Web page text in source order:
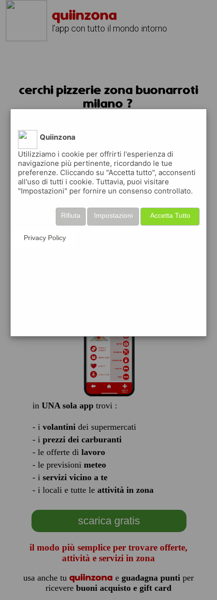
quiinzona
l'app con tutto il mondo intorno
cerchi pizzerie zona buonarroti
milano ?
in UNA sola apptrovi :
- i volantinidei supermercati
- i prezzi dei carburanti
- le offerte di lavoro
- le previsioni meteo
- i servizi vicino a te
- i locali e tutte le attività in zona
scarica gratis
il modo più semplice per trovare offerte,
attività e servizi in zona
usa anche tu quiinzona e guadagna puntiper
ricevere buoni acquisto e gift card
Quiinzona
Utilizziamo i cookie per offrirti l'esperienza di
navigazione più pertinente, ricordando le tue
preferenze. Cliccando su "Accetta tutto", acconsenti
all'uso di tutti i cookie. Tuttavia, puoi visitare
"Impostazioni" per fornire un consenso controllato.
Accetta Tutto
Impostazioni
Rifiuta
Privacy Policy